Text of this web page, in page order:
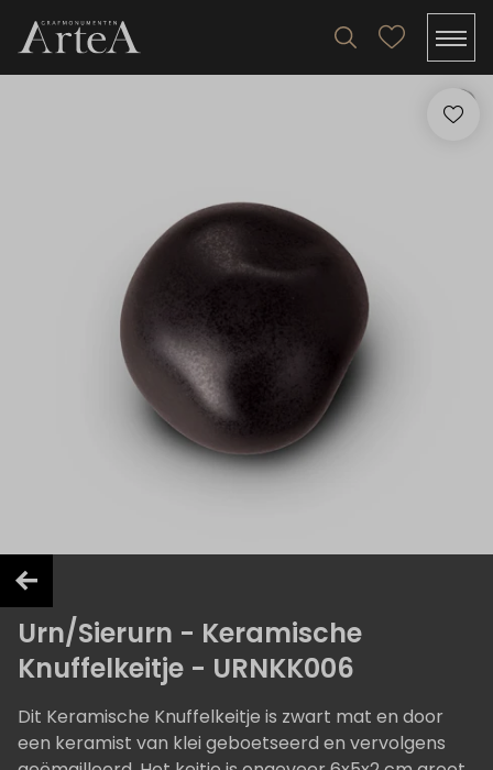
Urn/Sierurn - Keramische
Knuffelkeitje - URNKK006
Dit Keramische Knuffelkeitje is zwart mat en door
een keramist van klei geboetseerd en vervolgens